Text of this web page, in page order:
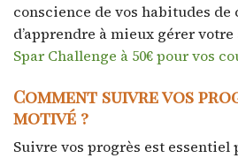
conscience de vos habitudes
d’apprendre à mieux gérer
Spar Challenge à 50€ pour vos
Comment suivre vos
motivé ?
Suivre vos progrès est